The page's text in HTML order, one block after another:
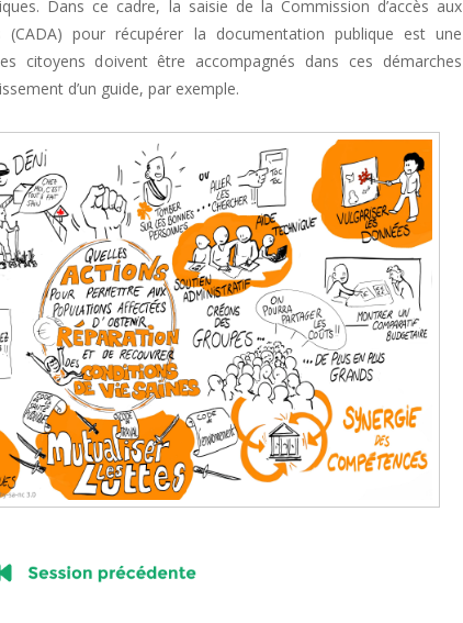
Dans ce cadre, la saisie de la Commission d’accès aux
(CADA) pour récupérer la documentation publique est une
citoyens doivent être accompagnés dans ces démarches
d’un guide, par exemple.